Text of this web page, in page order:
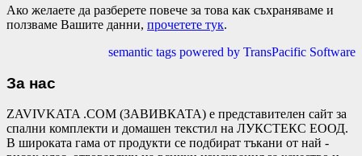
Ако желаете да разберете повече за това как съхраняваме и
ползваме Вашите данни, прочетете тук.
semantic tags powered by TransPacific Software
За нас
ZAVIVKATA .COM (ЗАВИВКАТА) е представителен сайт за
спални комплекти и домашен текстил на ЛУКСТЕКС ЕООД.
В широката гама от продукти се подбират тъкани от най -